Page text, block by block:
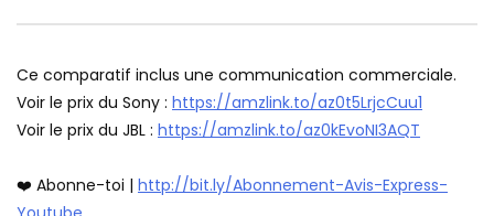
conduction osseuse Xiaomi ?
Fire TV Stick ?
Ce comparatif inclus une communication commerciale.
Voir le prix du Sony : https://amzlink.to/az0t5LrjcCuu1
Voir le prix du JBL : https://amzlink.to/az0kEvoNI3AQT
❤️ Abonne-toi | http://bit.ly/Abonnement-Avis-Express-